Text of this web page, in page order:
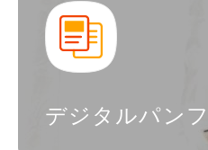
デジタルパン